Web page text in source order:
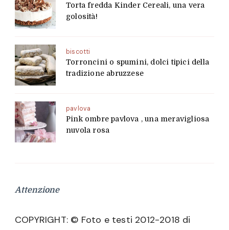
Torta fredda Kinder Cereali, una vera
golosità!
biscotti
Torroncini o spumini, dolci tipici della
tradizione abruzzese
pavlova
Pink ombre pavlova , una meravigliosa
nuvola rosa
Attenzione
COPYRIGHT: © Foto e testi 2012-2018 di